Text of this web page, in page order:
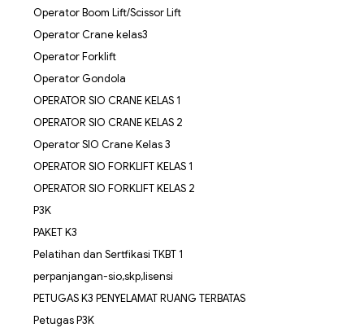
Operator Boom Lift/Scissor Lift
Operator Crane kelas3
Operator Forklift
Operator Gondola
OPERATOR SIO CRANE KELAS 1
OPERATOR SIO CRANE KELAS 2
Operator SIO Crane Kelas 3
OPERATOR SIO FORKLIFT KELAS 1
OPERATOR SIO FORKLIFT KELAS 2
P3K
PAKET K3
Pelatihan dan Sertfikasi TKBT 1
perpanjangan-sio,skp,lisensi
PETUGAS K3 PENYELAMAT RUANG TERBATAS
Petugas P3K